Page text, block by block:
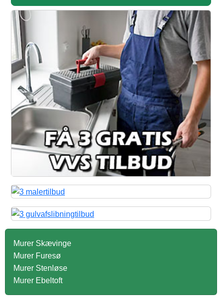
Murer Skævinge
Murer Furesø
Murer Stenløse
Murer Ebeltoft